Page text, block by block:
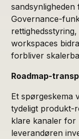
Governance-
workspaces
forbliver
Roadmap-
Et
tydeligt produkt-
klare kanaler for
leverandøren